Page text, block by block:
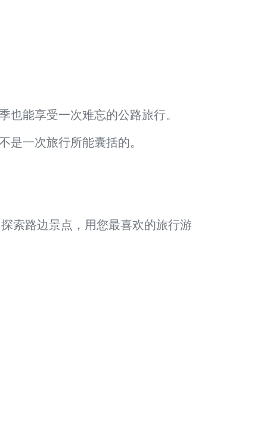
能享受一次难忘的公路旅行。
一次旅行所能囊括的。
索路边景点，用您最喜欢的旅行游